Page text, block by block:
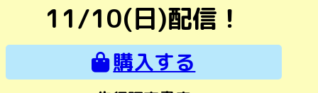
11/10(日)配信！
購入する